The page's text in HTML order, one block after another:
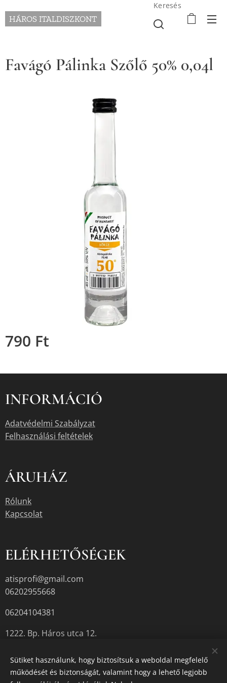
HÁROS ITALDISZKONT
Keresés
Favágó Pálinka Szőlő 50% 0,04l
790 Ft
INFORMÁCIÓ
Adatvédelmi Szabályzat
Felhasználási feltételek
ÁRUHÁZ
Rólunk
Kapcsolat
ELÉRHETŐSÉGEK
atisprofi@gmail.com
06202955668
06204104381
1222. Bp. Háros utca 12.
A termékek aktuális készletéről érdeklődjön az üzletben, vagy a
Sütiket használunk, hogy biztosítsuk a weboldal megfelelő
működését és biztonságát, valamint hogy a lehető legjobb